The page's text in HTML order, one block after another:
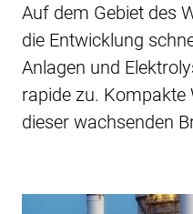
Auf dem Gebiet des
die Entwicklung
Anlagen und
rapide zu.
dieser wachsenden